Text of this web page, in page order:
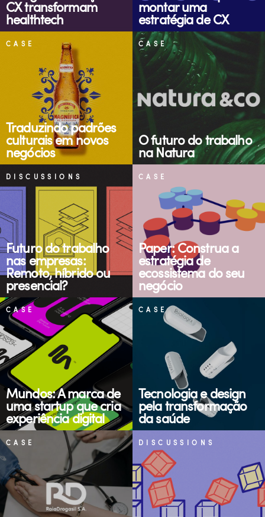
CX transformam
healthtech
montar uma
estratégia de CX
CASE
Traduzindo padrões
culturais em novos
negócios
CASE
O futuro do trabalho
na Natura
DISCUSSIONS
Futuro do trabalho
nas empresas:
Remoto, híbrido ou
presencial?
CASE
Paper: Construa a
estratégia de
ecossistema do seu
negócio
CASE
Mundos: A marca de
uma startup que cria
experiência digital
CASE
Tecnologia e design
pela transformação
da saúde
CASE DISCUSSIONS